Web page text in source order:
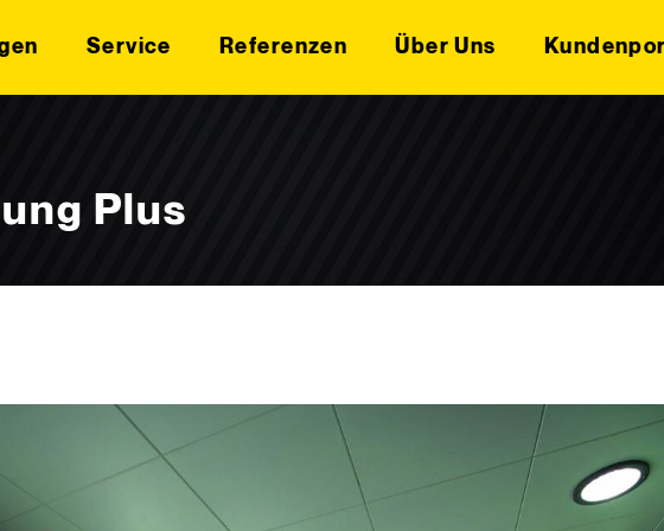
Service Referenzen Über Uns
Plus